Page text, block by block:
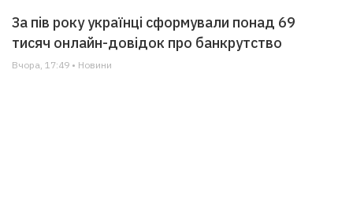
За пів року українці сформували понад 69
тисяч онлайн-довідок про банкрутство
Вчора, 17:49 • Новини